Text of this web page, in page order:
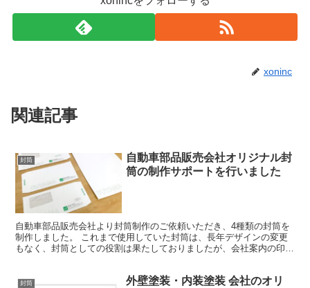
xoninc
関連記事
封筒
自動車部品販売会社オリジナル封
筒の制作サポートを行いました
自動車部品販売会社より封筒制作のご依頼いただき、4種類の封筒を
制作しました。 これまで使用していた封筒は、長年デザインの変更
もなく、封筒としての役割は果たしておりましたが、会社案内の印刷
封筒
外壁塗装・内装塗装 会社のオリ